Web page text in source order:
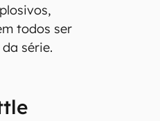
todos ser
série.